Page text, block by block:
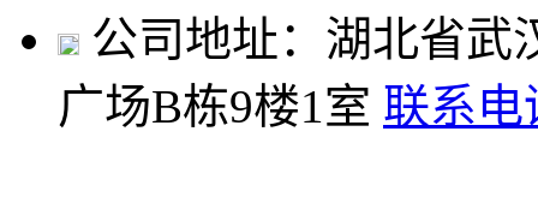
公司地址：湖北省武
广场B栋9楼1室 联系电